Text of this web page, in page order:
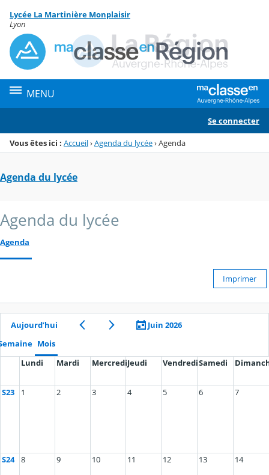
Menu de la rubrique
Contenu
Lycée La Martinière Monplaisir
Lyon
MENU
Se connecter
Vous êtes ici : Accueil›Agenda du lycée›Agenda
Agenda du lycée
Agenda du lycée
Agenda
Imprimer
Aujourd’hui
Juin 2026
Mois
Lundi
Mardi MercrediJeudi VendrediSamedi
S23 1 2 3 4 5 6 7
S24 8 9 10 11 12 13 14